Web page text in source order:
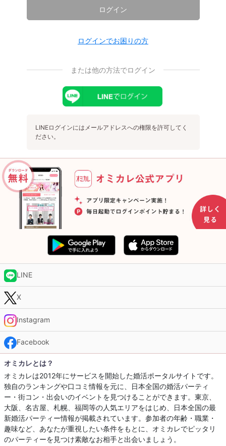
ログイン
ログインでお困りの方
または他の方法でログイン
LINEログインにはメールアドレスへの権限を許可してく
ださい。
LINE
X
Instagram
Facebook
オミカレとは？
オミカレは2012年にサービスを開始した婚活ポータルサイトです。
独自のランキングや口コミ情報を元に、日本全国の婚活パーティ
ー・街コン・出会いのイベントを見つけることができます。東京、
大阪、名古屋、札幌、福岡等の人気エリアをはじめ、日本全国の最
新婚活パーティー情報が掲載されています。参加者の年齢・職業・
趣味など、あなたが重視したい条件をもとに、オミカレでピッタリ
のパーティーを見つけ素敵なお相手と出会いましょう。